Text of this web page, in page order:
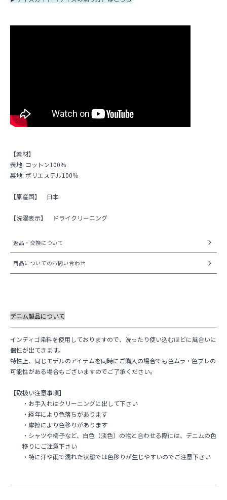
【素材】
表地: コットン100％
裏地: ポリエステル100％
【原産国】 日本
【洗濯表示】 ドライクリーニング
返品・交換について
商品についてのお問い合わせ
デニム製品について
インディゴ染料を使用しておりますので、洗ったり使い込むほどに風合いに
個性が出てきます。
特性上、同じモデルのアイテムを同時にご購入の場合でも色ムラ・色ブレの
可能性がある場合もございますのでご了承ください。
【取扱い注意事項】
・お手入れはクリーニングに出して下さい
・経年により色落ちがあります
・摩擦により色移りがあります
・シャツや椅子など、白色（淡色）の物と合わせる際には、デニムの色
移りにご注意下さい
・特に汗や雨で濡れた状態では色移りが生じやすいのでご注意下さい